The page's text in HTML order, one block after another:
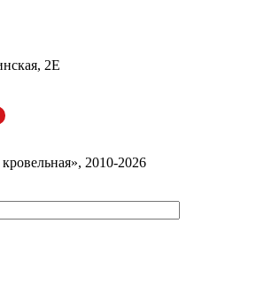
2Е
2010-2026